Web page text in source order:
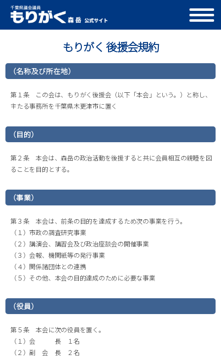
もりがく 後援会規約
（名称及び所在地）
第１条 この会は、もりがく後援会（以下「本会」という。）と称し、
主たる事務所を千葉県木更津市に置く
（目的）
第２条 本会は、森岳の政治活動を後援すると共に会員相互の親睦を図
ることを目的とする。
（事業）
第３条 本会は、前条の目的を達成するため次の事業を行う。
（１）市政の調査研究事業
（２）講演会、講習会及び政治座談会の開催事業
（３）会報、機関紙等の発行事業
（４）関係諸団体との連携
（５）その他、本会の目的達成のために必要な事業
（役員）
第５条 本会に次の役員を置く。
（１）会 長 １名
（２）副 会 長 ２名